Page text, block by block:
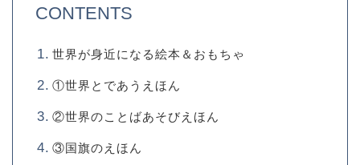
CONTENTS
世界が身近になる絵本＆おもちゃ
①世界とであうえほん
②世界のことばあそびえほん
③国旗のえほん